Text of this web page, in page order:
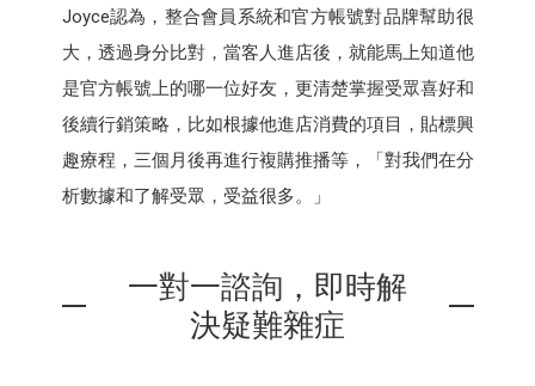
Joyce認為，整合會員系統和官方帳號對品牌幫助很
大，透過身分比對，當客人進店後，就能馬上知道他
是官方帳號上的哪一位好友，更清楚掌握受眾喜好和
後續行銷策略，比如根據他進店消費的項目，貼標興
趣療程，三個月後再進行複購推播等，「對我們在分
析數據和了解受眾，受益很多。」
一對一諮詢，即時解
決疑難雜症